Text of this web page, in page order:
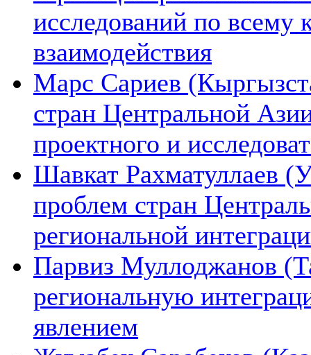
исследований по всему
взаимодействия
Марс Сариев
стран Центральной
проектного и
Шавкат Рахматуллаев
проблем стран
региональной
Парвиз Муллоджанов
региональную
явлением